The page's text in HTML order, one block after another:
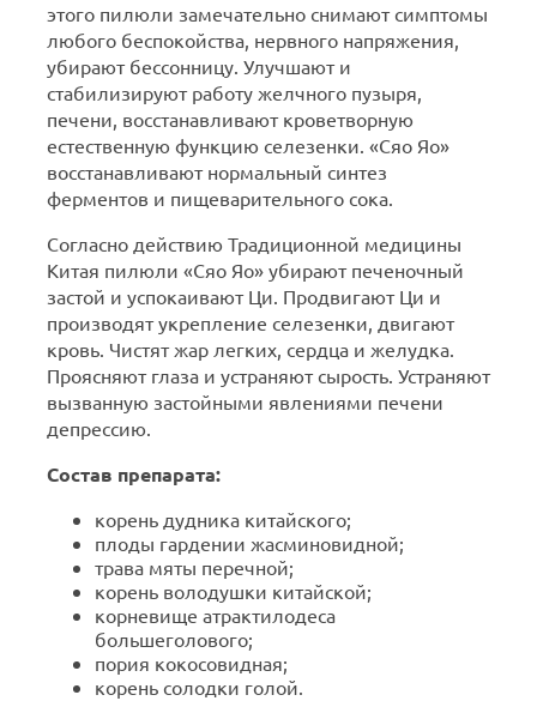
этого пилюли замечательно снимают симптомы
любого беспокойства, нервного напряжения,
убирают бессонницу. Улучшают и
стабилизируют работу желчного пузыря,
печени, восстанавливают кроветворную
естественную функцию селезенки. «Сяо Яо»
восстанавливают нормальный синтез
ферментов и пищеварительного сока.
Согласно действию Традиционной медицины
Китая пилюли «Сяо Яо» убирают печеночный
застой и успокаивают Ци. Продвигают Ци и
производят укрепление селезенки, двигают
кровь. Чистят жар легких, сердца и желудка.
Проясняют глаза и устраняют сырость. Устраняют
вызванную застойными явлениями печени
депрессию.
Состав препарата:
корень дудника китайского;
плоды гардении жасминовидной;
трава мяты перечной;
корень володушки китайской;
корневище атрактилодеса
большеголового;
пория кокосовидная;
корень солодки голой.